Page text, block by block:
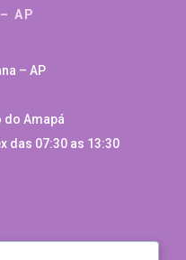
AP
– AP
do Amapá
das 07:30 as 13:30